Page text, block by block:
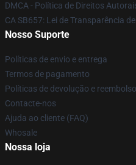
DMCA - Política de Direitos
CA SB657: Lei de Transparência
Nosso Suporte
Políticas de envio e entrega
Termos de pagamento
Políticas de devolução e reembolso
Contacte-nos
Ajuda ao cliente (FAQ)
Whosale
Nossa loja